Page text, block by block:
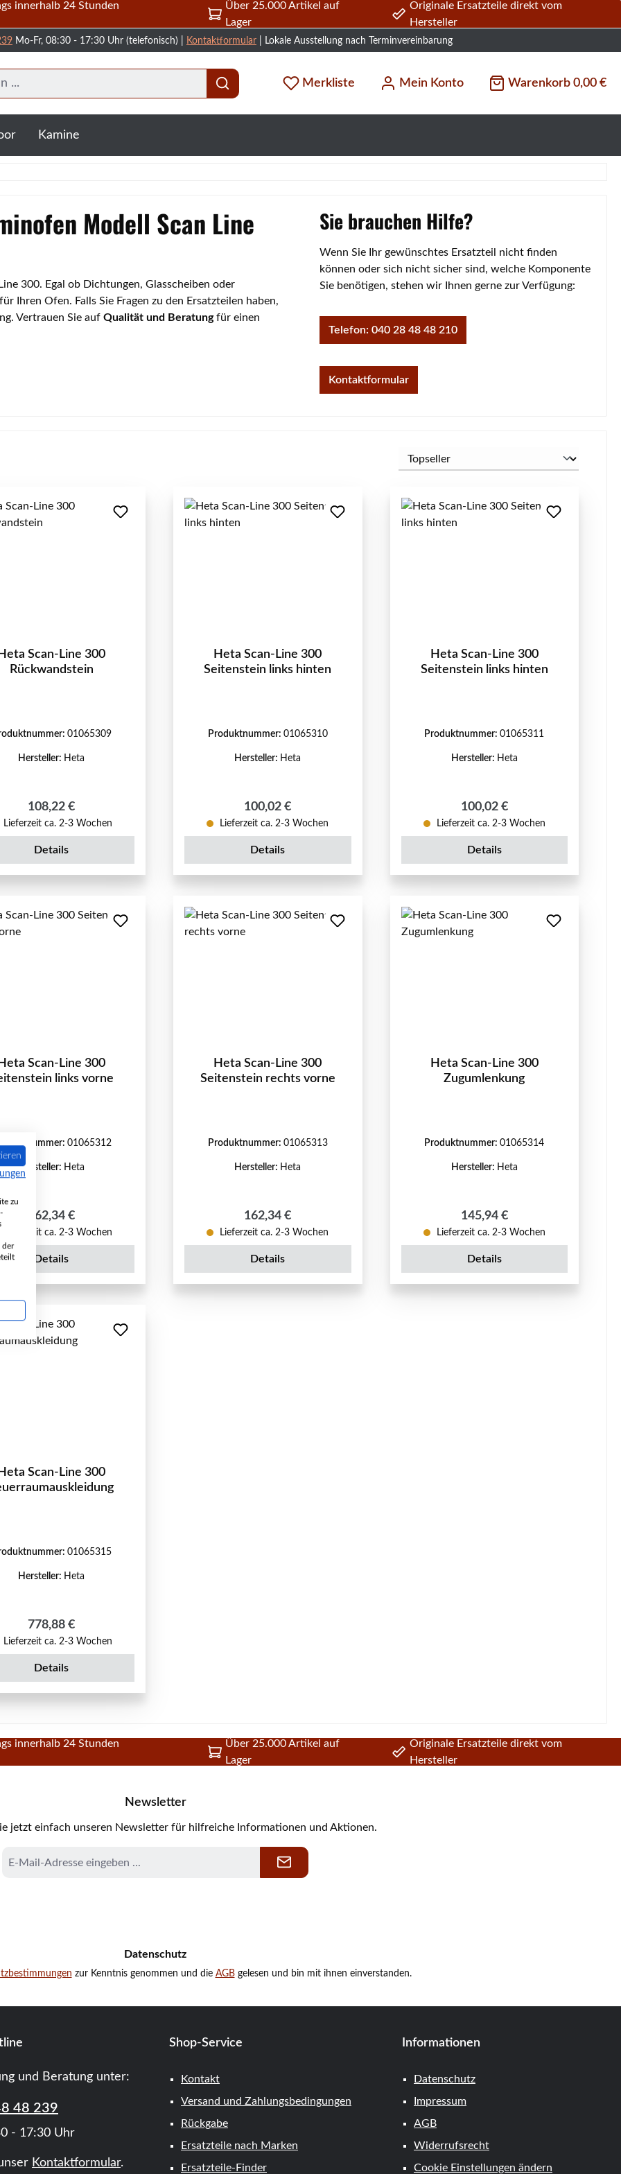
innerhalb 24 Stunden
Über 25.000 Artikel auf
Lager
Originale Ersatzteile direkt vom
Hersteller
Mo-Fr, 08:30 - 17:30 Uhr (telefonisch) | Kontaktformular | Lokale Ausstellung nach Terminvereinbarung
Merkliste Mein Konto Warenkorb 0,00 €
Kamine
Modell Scan Line
300. Egal ob Dichtungen, Glasscheiben oder
Ihren Ofen. Falls Sie Fragen zu den Ersatzteilen haben,
Vertrauen Sie auf Qualität und Beratungfür einen
Sie brauchen Hilfe?
Wenn Sie Ihr gewünschtes Ersatzteil nicht finden
können oder sich nicht sicher sind, welche Komponente
Sie benötigen, stehen wir Ihnen gerne zur Verfügung:
Telefon: 040 28 48 48 210
Kontaktformular
Scan-Line 300
Rückwandstein
01065309
Hersteller: Heta
Regulärer Preis:
108,22 €
Lieferzeit ca. 2-3 Wochen
Details
Heta Scan-Line 300
Seitenstein links hinten
Produktnummer: 01065310
Hersteller: Heta
Regulärer Preis:
100,02 €
Lieferzeit ca. 2-3 Wochen
Details
Heta Scan-Line 300
Seitenstein links hinten
Produktnummer:01065311
Hersteller: Heta
Regulärer Preis:
100,02 €
Lieferzeit ca. 2-3 Wochen
Details
Scan-Line 300
links vorne
01065312
Hersteller: Heta
Regulärer Preis:
162,34 €
Lieferzeit ca. 2-3 Wochen
Details
Heta Scan-Line 300
Seitenstein rechts vorne
Produktnummer: 01065313
Hersteller: Heta
Regulärer Preis:
162,34 €
Lieferzeit ca. 2-3 Wochen
Details
Heta Scan-Line 300
Zugumlenkung
Produktnummer:01065314
Hersteller: Heta
Regulärer Preis:
145,94 €
Lieferzeit ca. 2-3 Wochen
Details
Scan-Line 300
01065315
Hersteller: Heta
Regulärer Preis:
778,88 €
Lieferzeit ca. 2-3 Wochen
Details
innerhalb 24 Stunden
Über 25.000 Artikel auf
Lager
Originale Ersatzteile direkt vom
Hersteller
Newsletter
jetzt einfach unseren Newsletter für hilfreiche Informationen und Aktionen.
Mail-
Datenschutz
zur Kenntnis genommen und die AGBgelesen und bin mit ihnen einverstanden.
und Beratung unter:
48 239
- 17:30 Uhr
Kontaktformular.
Shop-Service
Kontakt
Versand und Zahlungsbedingungen
Rückgabe
Ersatzteile nach Marken
Ersatzteile-Finder
Informationen
Datenschutz
Impressum
AGB
Widerrufsrecht
Cookie Einstellungen ändern
zu
der